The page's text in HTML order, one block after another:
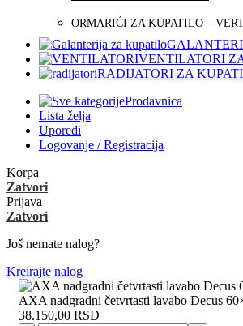
ORMARIĆI ZA KUPATILO –
VENTILATORI
RADIJATORI ZA
Prodavnica
Lista želja
Uporedi
Logovanje / Registracija
Korpa
Zatvori
Prijava
Zatvori
Još nemate nalog?
Kreirajte nalog
AXA nadgradni četvrtasti lavabo Decus
38.150,00 RSD